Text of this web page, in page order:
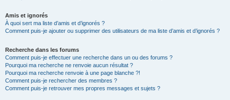
Amis et ignorés
À quoi sert ma liste d’amis et d’ignorés ?
Comment puis-je ajouter ou supprimer des utilisateurs de ma liste d’amis et d’ignorés ?
Recherche dans les forums
Comment puis-je effectuer une recherche dans un ou des forums ?
Pourquoi ma recherche ne renvoie aucun résultat ?
Pourquoi ma recherche renvoie à une page blanche ?!
Comment puis-je rechercher des membres ?
Comment puis-je retrouver mes propres messages et sujets ?